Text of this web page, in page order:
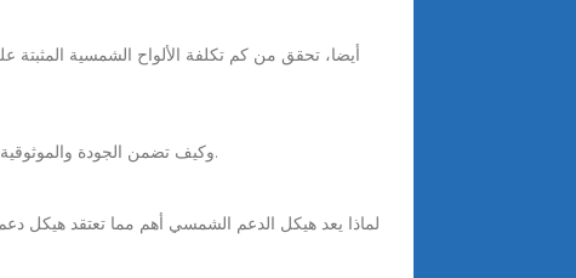
تعرّف على معايير اعتماد الألواح الشمسية IEC 61215 وIEC 61730 وكيف تضمن الجودة والموثوقية والسلامة. دليل شامل لشراء منتجات الطاقة الشمسية بوعي.
لماذا يعد هيكل الدعم الشمسي أهم مما تعتقد هيكل